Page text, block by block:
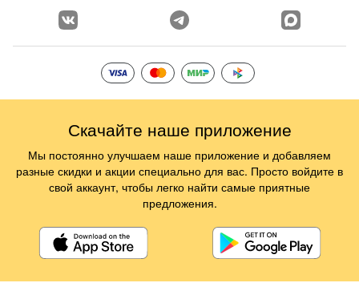
Скачайте наше приложение
Мы постоянно улучшаем наше приложение и добавляем
разные скидки и акции специально для вас. Просто войдите в
свой аккаунт, чтобы легко найти самые приятные
предложения.